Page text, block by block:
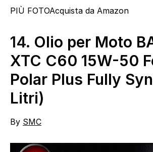
PIÙ FOTOAcquista da Amazon
14. Olio per Moto
XTC C60 15W-50
Polar Plus Fully
Litri)
By SMC